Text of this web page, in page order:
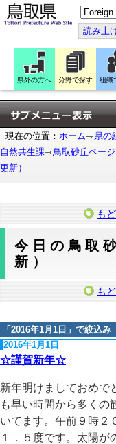
こ
の
ペ
ー
ジ
翻
訳
す
る
読み上
県外の方へ 分野で探す 組織
現在の位置： ホーム 県の
自然共生課
鳥取砂丘ページ
更新）
も
今日の鳥取
新）
も
「 2016年1月1日 」で絞込み
2016年1月1日
☆謹賀新年☆
新年明けましておめで
も早い時間から多くの
いてます。午前９時２
１．５度です。太陽が